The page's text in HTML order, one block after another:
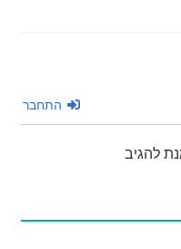
התחבר
להגיב